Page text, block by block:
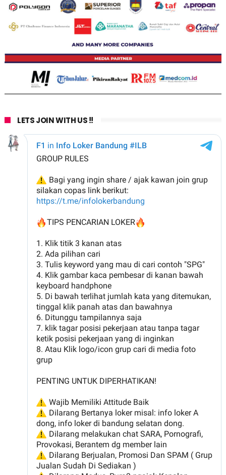
LETS JOIN WITH US !!